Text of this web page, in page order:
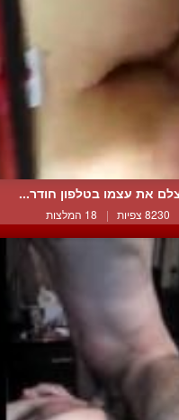
את עצמו בטלפון חודר...
8230 צפיות | 18 המלצות